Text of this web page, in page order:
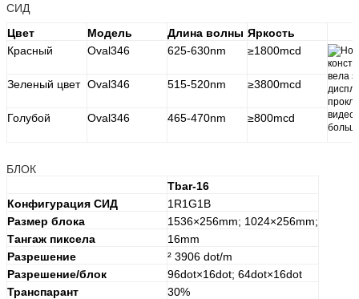
СИД
Цвет
Модель Длина волны Яркость
Красный
Oval346 625-630nm ≥1800mcd
Зеленый цвет Oval346 515-520nm ≥3800mcd
Голубой Oval346 465-470nm ≥800mcd
БЛОК
Tbar-16
Конфигурация СИД
1R1G1B
Размер блока
1536×256mm; 1024×256mm;
Тангаж пиксела
16mm
Разрешение
² 3906 dot/m
Разрешение/блок
96dot×16dot; 64dot×16dot
Транспарант
30%